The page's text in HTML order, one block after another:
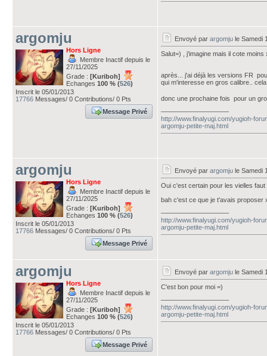
argomju
Hors Ligne
Membre Inactif depuis le
27/11/2025
Grade : [Kuriboh]
Echanges 100 % (526)
Inscrit le 05/01/2013
17766 Messages/ 0 Contributions/ 0 Pts
Message Privé
Envoyé par argomju le Samedi
Salut=) , j'imagine mais il cote
après... j'ai déjà les versions FR
qui m'interesse en gros calibre..
donc une prochaine fois pour un
http://www.finalyugi.com/yugioh-
argomju-petite-maj.html
argomju
Hors Ligne
Membre Inactif depuis le
27/11/2025
Grade : [Kuriboh]
Echanges 100 % (526)
Inscrit le 05/01/2013
17766 Messages/ 0 Contributions/ 0 Pts
Message Privé
Envoyé par argomju le Samedi
Oui c'est certain pour les vielles
bah c'est ce que je t'avais proposer
http://www.finalyugi.com/yugioh-
argomju-petite-maj.html
argomju
Hors Ligne
Membre Inactif depuis le
27/11/2025
Grade : [Kuriboh]
Echanges 100 % (526)
Inscrit le 05/01/2013
17766 Messages/ 0 Contributions/ 0 Pts
Message Privé
Envoyé par argomju le Samedi
C'est bon pour moi =)
http://www.finalyugi.com/yugioh-
argomju-petite-maj.html